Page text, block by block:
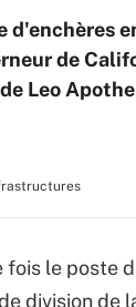
d'enchères
de
Leo
fois le poste
division de